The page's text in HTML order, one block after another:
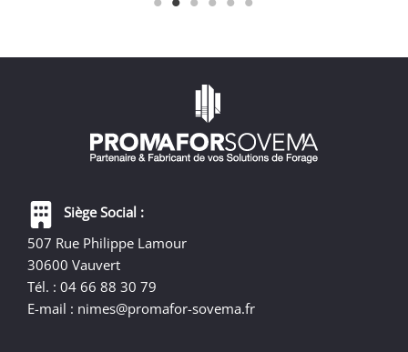
Siège Social :
507 Rue Philippe Lamour
30600 Vauvert
Tél. : 04 66 88 30 79
E-mail : nimes@promafor-sovema.fr